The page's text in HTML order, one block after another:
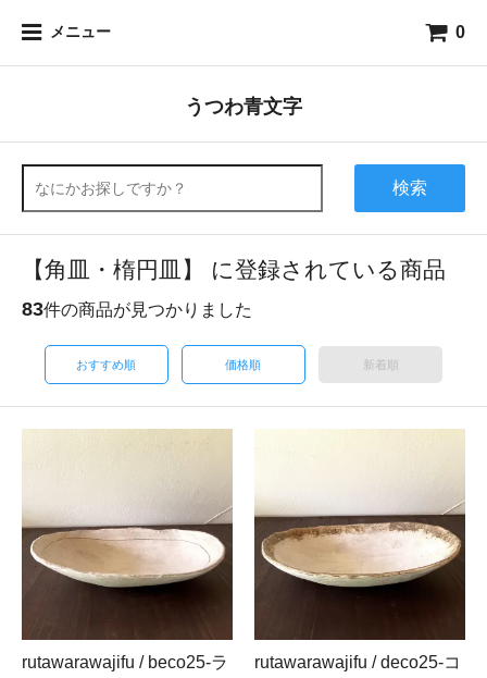
メニュー 0
うつわ青文字
検索
【角皿・楕円皿】 に登録されている商品
83件の商品が見つかりました
おすすめ順 価格順 新着順
rutawarawajifu / beco25-ラ
rutawarawajifu / deco25-コ